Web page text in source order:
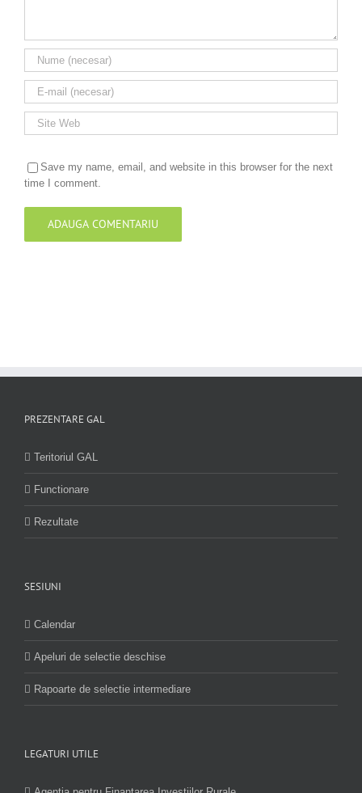
Save my name, email, and website in this browser for the next
time I comment.
PREZENTARE GAL
Teritoriul GAL
Functionare
Rezultate
SESIUNI
Calendar
Apeluri de selectie deschise
Rapoarte de selectie intermediare
LEGATURI UTILE